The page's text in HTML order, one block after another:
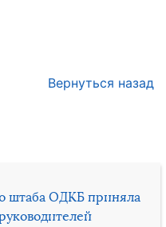
штаба ОДКБ приняла
Вернуться назад